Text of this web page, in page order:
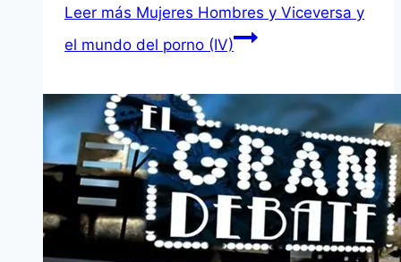
Leer más Mujeres Hombres y Viceversa y
el mundo del porno (IV)